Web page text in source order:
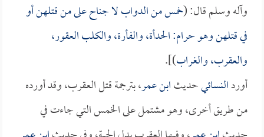
وآله وسلم قال: (خمس من الدواب لا جناح على من قتلهن أو
في قتلهن وهو حرام: الحدأة، والفأرة، والكلب العقور،
والعقرب، والغراب)].
أوردالنسائيحديثابن عمر، بترجمة قتل العقرب، وقد أورده
من طريق أخرى، وهو مشتمل على الخمس التي جاءت في